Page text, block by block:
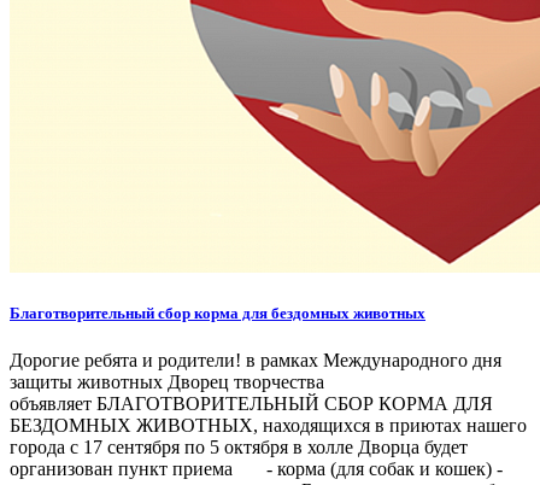
Благотворительный сбор корма для бездомных животных
Дорогие ребята и родители! в рамках Международного дня
защиты животных Дворец творчества
объявляет БЛАГОТВОРИТЕЛЬНЫЙ СБОР КОРМА ДЛЯ
БЕЗДОМНЫХ ЖИВОТНЫХ, находящихся в приютах нашего
города с 17 сентября по 5 октября в холле Дворца будет
организован пункт приема - корма (для собак и кошек) -